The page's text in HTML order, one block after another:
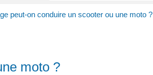
peut-on conduire un scooter ou une moto ?
moto ?